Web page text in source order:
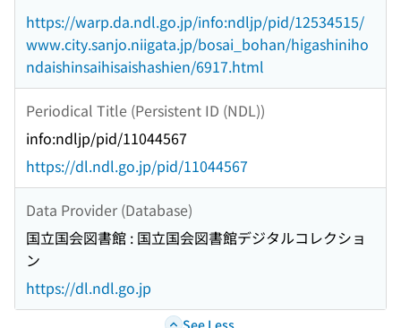
https://warp.da.ndl.go.jp/info:ndljp/pid/12534515/
www.city.sanjo.niigata.jp/bosai_bohan/higashiniho
ndaishinsaihisaishashien/6917.html
Periodical Title (Persistent ID (NDL))
info:ndljp/pid/11044567
https://dl.ndl.go.jp/pid/11044567
Data Provider (Database)
国立国会図書館 : 国立国会図書館デジタルコレクショ
ン
https://dl.ndl.go.jp
See Less